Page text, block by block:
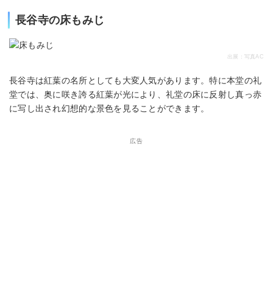
長谷寺の床もみじ
出展：写真AC
長谷寺は紅葉の名所としても大変人気があります。特に本堂の礼
堂では、奥に咲き誇る紅葉が光により、礼堂の床に反射し真っ赤
に写し出され幻想的な景色を見ることができます。
広告